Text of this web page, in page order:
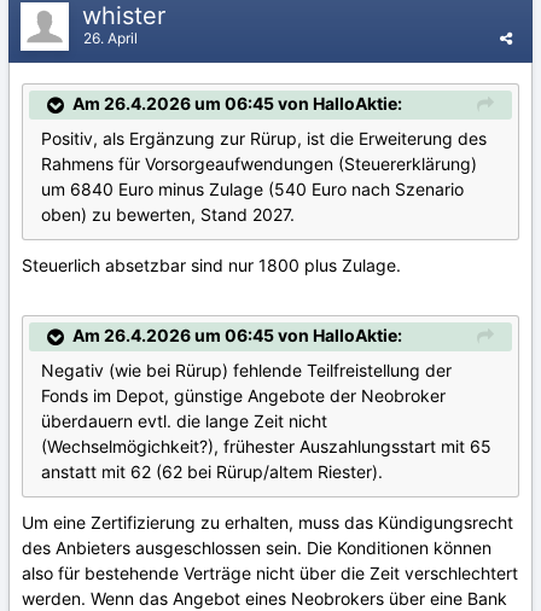
whister
26. April
Am 26.4.2026 um 06:45 von HalloAktie:
Positiv, als Ergänzung zur Rürup, ist die Erweiterung des
Rahmens für Vorsorgeaufwendungen (Steuererklärung)
um 6840 Euro minus Zulage (540 Euro nach Szenario
oben) zu bewerten, Stand 2027.
Steuerlich absetzbar sind nur 1800 plus Zulage.
Am 26.4.2026 um 06:45 von HalloAktie:
Negativ (wie bei Rürup) fehlende Teilfreistellung der
Fonds im Depot, günstige Angebote der Neobroker
überdauern evtl. die lange Zeit nicht
(Wechselmögichkeit?), frühester Auszahlungsstart mit 65
anstatt mit 62 (62 bei Rürup/altem Riester).
Um eine Zertifizierung zu erhalten, muss das Kündigungsrecht
des Anbieters ausgeschlossen sein. Die Konditionen können
also für bestehende Verträge nicht über die Zeit verschlechtert
werden. Wenn das Angebot eines Neobrokers über eine Bank